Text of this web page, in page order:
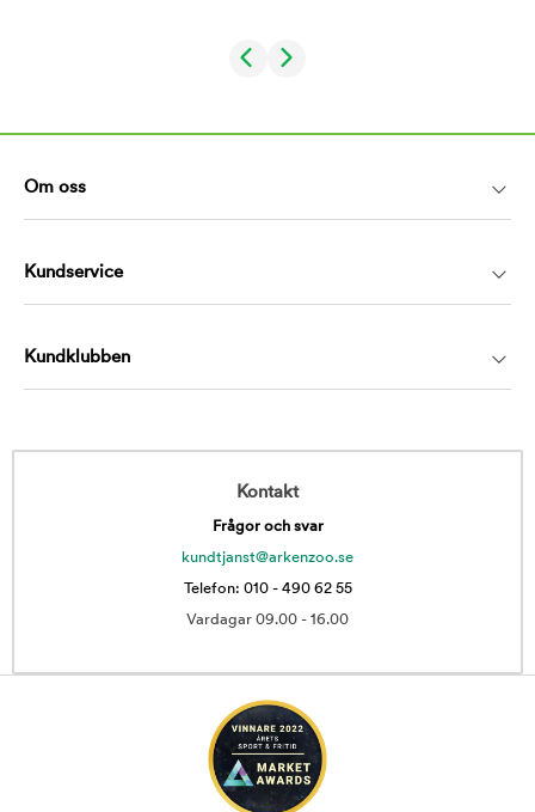
Om oss
Kundservice
Kundklubben
Kontakt
Frågor och svar
kundtjanst@arkenzoo.se
Telefon: 010 - 490 62 55
Vardagar 09.00 - 16.00